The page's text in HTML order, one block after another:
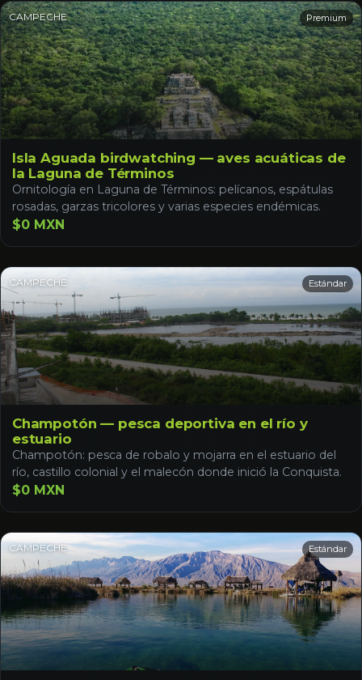
CAMPECHE Premium
Isla Aguada birdwatching — aves acuáticas de
la Laguna de Términos
Ornitología en Laguna de Términos: pelícanos, espátulas
rosadas, garzas tricolores y varias especies endémicas.
$0 MXN
CAMPECHE Estándar
Champotón — pesca deportiva en el río y
estuario
Champotón: pesca de robalo y mojarra en el estuario del
río, castillo colonial y el malecón donde inició la Conquista.
$0 MXN
CAMPECHE Estándar